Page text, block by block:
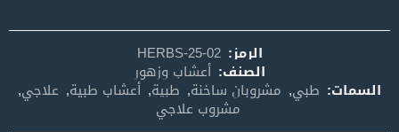
الرمز: HERBS-25-02
الصنف: أعشاب وزهور
السمات: طبي, مشروبان ساخنة, طبية, أعشاب طبية, علاجي,
مشروب علاجي